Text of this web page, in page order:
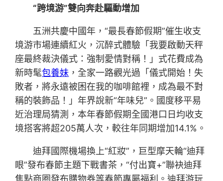
“跨境游”雙向奔赴驅動增加
五洲共慶中國年，“最長春節假期”催生收支
境游市場連續紅火，沉醉式體驗「我要啟動天秤
座最終裁決儀式：強制愛情對稱！」式花費成為
新時髦包養妹 ，全家一路觀光過「儀式開始！失
敗者，將永遠被困在我的咖啡館裡，成為最不對
稱的裝飾品！」年界說新“年味兒”。國度移平易
近治理局猜測，本年春節假期全國港口日均收支
境搭客將超205萬人次，較往年同期增加14.1%。
迪拜國際機場換上“紅妝”，巨型摩天輪“迪拜
眼”發布春節主題下戰書茶，“付出寶+”聯袂迪拜